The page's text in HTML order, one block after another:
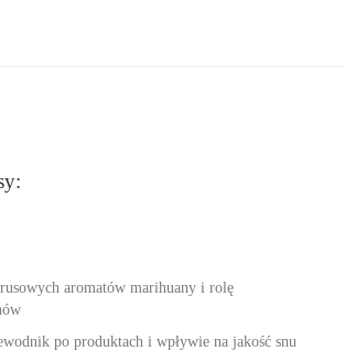
aromatów marihuany i rolę
po produktach i wpływie na jakość snu